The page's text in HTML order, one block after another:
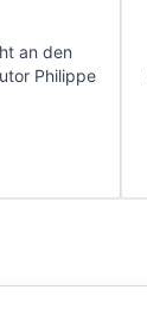
an den
Philippe